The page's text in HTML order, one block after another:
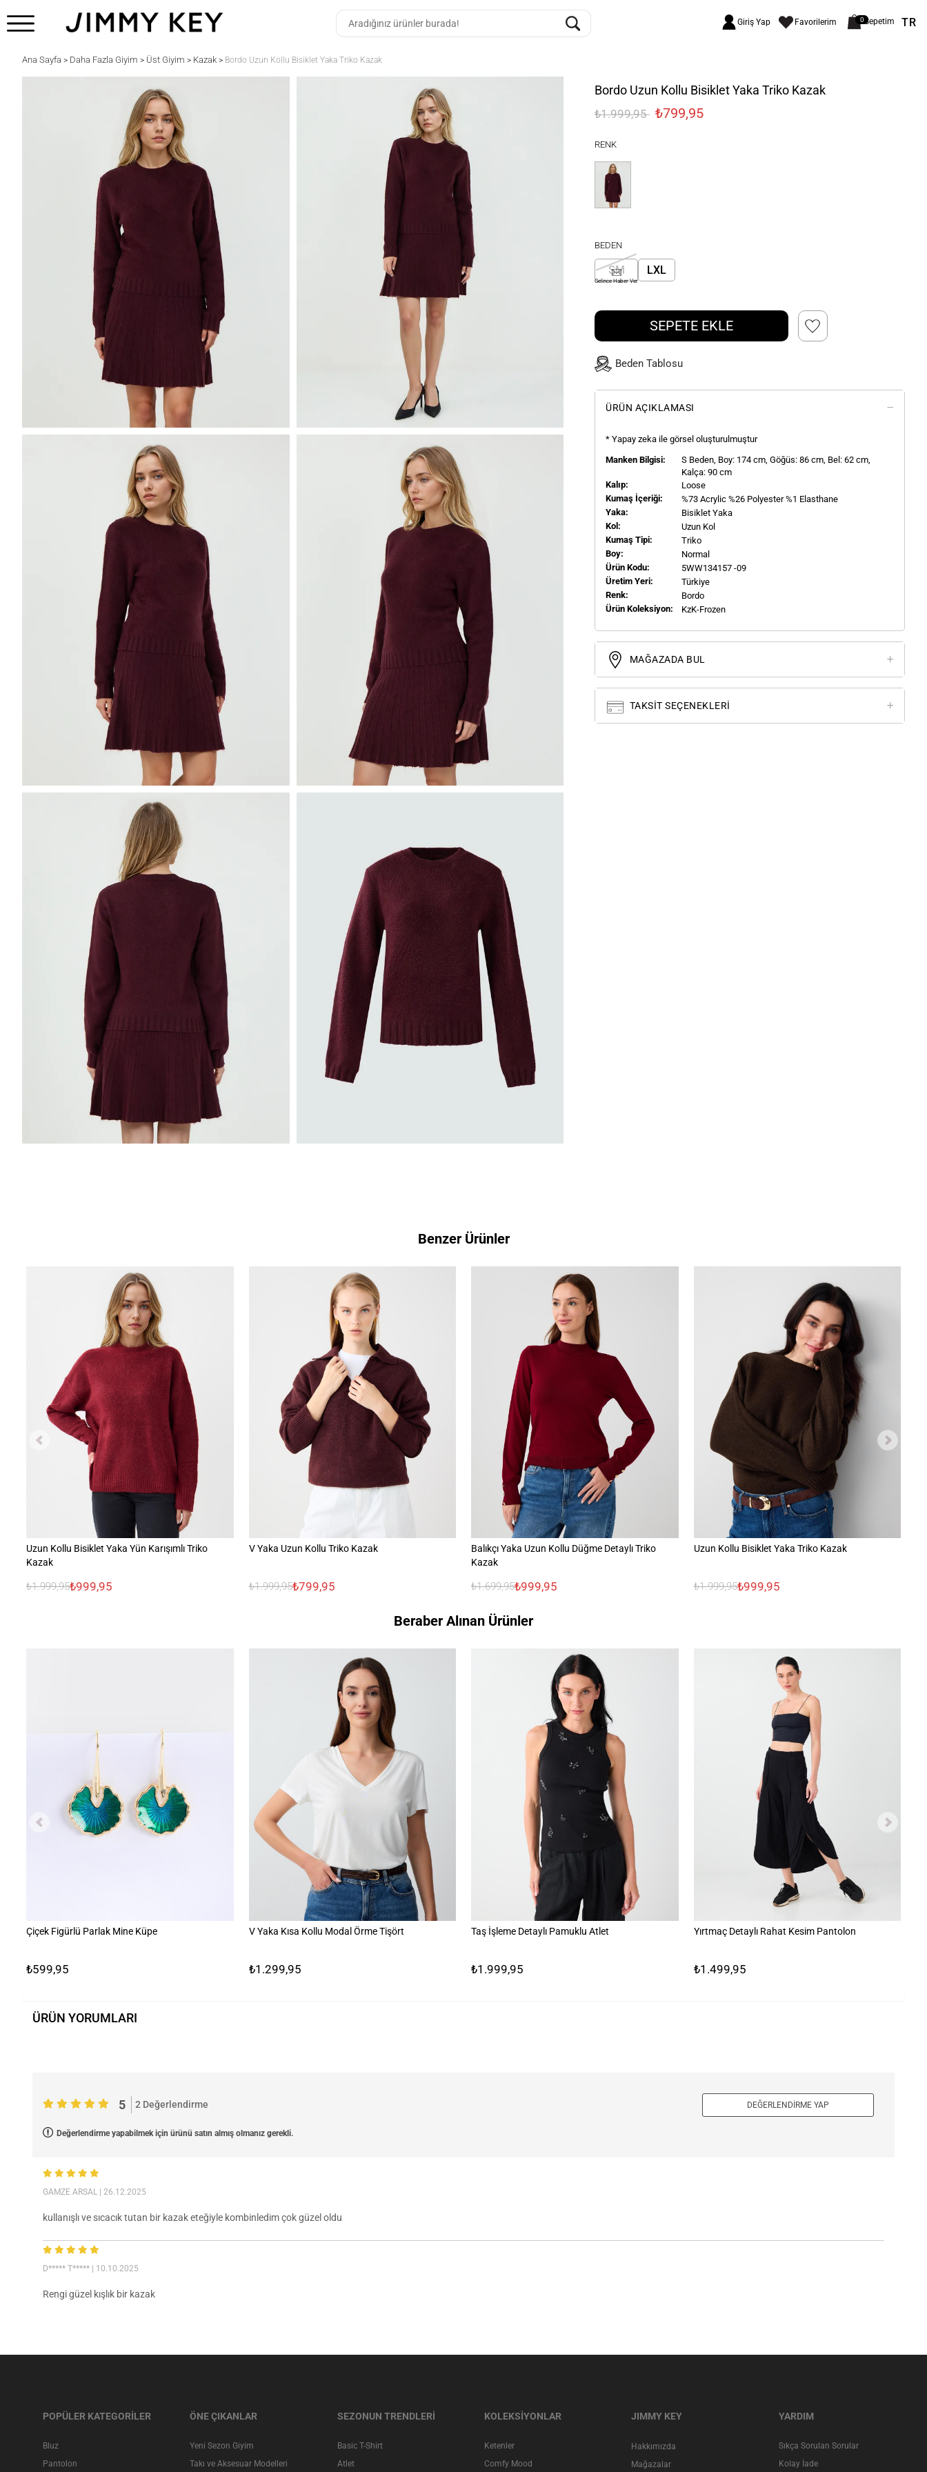
Giriş Yap Favorilerim 0Sepetim TR
Ana Sayfa > Daha Fazla Giyim > Üst Giyim > Kazak > Bordo Uzun Kollu Bisiklet Yaka Triko Kazak
Bordo Uzun Kollu Bisiklet Yaka Triko Kazak
₺1.999,95 ₺799,95
RENK
BEDEN
SM
Gelince Haber Ver
LXL
SEPETE EKLE
Beden Tablosu
ÜRÜN AÇIKLAMASI
* Yapay zeka ile görsel oluşturulmuştur
Manken Bilgisi:
S Beden, Boy: 174 cm, Göğüs: 86 cm, Bel: 62 cm,
Kalça: 90 cm
Kalıp:
Loose
Kumaş İçeriği:
%73 Acrylic %26 Polyester %1 Elasthane
Yaka:
Bisiklet Yaka
Kol:
Uzun Kol
Kumaş Tipi:
Triko
Boy:
Normal
Ürün Kodu:
5WW134157 -09
Üretim Yeri:
Türkiye
Renk:
Bordo
Ürün Koleksiyon:
KzK-Frozen
MAĞAZADA BUL
TAKSIT SEÇENEKLERI
Benzer Ürünler
Uzun Kollu Bisiklet Yaka Yün Karışımlı Triko
Kazak
₺1.999,95₺999,95
V Yaka Uzun Kollu Triko Kazak
₺1.999,95₺799,95
Balıkçı Yaka Uzun Kollu Düğme Detaylı Triko
Kazak
₺1.699,95₺999,95
Uzun Kollu Bisiklet Yaka Triko Kazak
₺1.999,95₺999,95
Beraber Alınan Ürünler
Çiçek Figürlü Parlak Mine Küpe
₺599,95
V Yaka Kısa Kollu Modal Örme Tişört
₺1.299,95
Taş İşleme Detaylı Pamuklu Atlet
₺1.999,95
Yırtmaç Detaylı Rahat Kesim Pantolon
₺1.499,95
ÜRÜN YORUMLARI
5 2 Değerlendirme DEĞERLENDIRME YAP
Değerlendirme yapabilmek için ürünü satın almış olmanız gerekli.
GAMZE ARSAL | 26.12.2025
kullanışlı ve sıcacık tutan bir kazak eteğiyle kombinledim çok güzel oldu
D***** T***** | 10.10.2025
Rengi güzel kışlık bir kazak
POPÜLER KATEGORİLER
Bluz
Pantolon
ÖNE ÇIKANLAR
Yeni Sezon Giyim
Takı ve Aksesuar Modelleri
SEZONUN TRENDLERİ
Basic T-Shirt
Atlet
KOLEKSİYONLAR
Ketenler
Comfy Mood
JIMMY KEY
Hakkımızda
Mağazalar
YARDIM
Sıkça Sorulan Sorular
Kolay İade